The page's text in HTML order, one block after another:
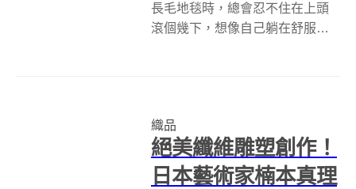
長毛地毯時，總會忍不住在上頭
滾個幾下，想像自己躺在舒服的
剩下的羊毛織品材料，手工...
織品
絕美纖維雕塑創作！
日本藝術家楠本真理